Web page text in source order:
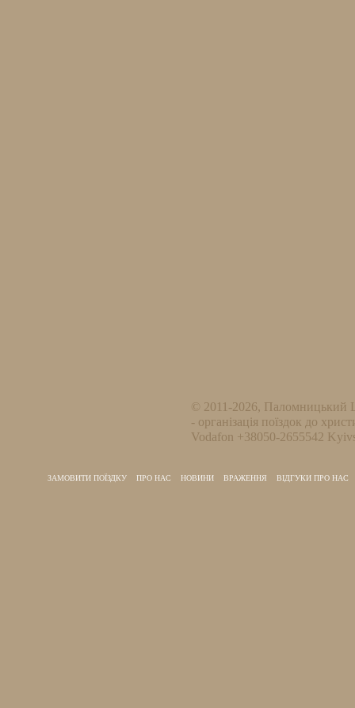
© 2011-2026, Паломницький
- організація поїздок до
Vodafon +38050-2655542
ЗАМОВИТИ ПОЇЗДКУ ПРО НАС НОВИНИ ВРАЖЕННЯ ВІДГУКИ ПРО НАС